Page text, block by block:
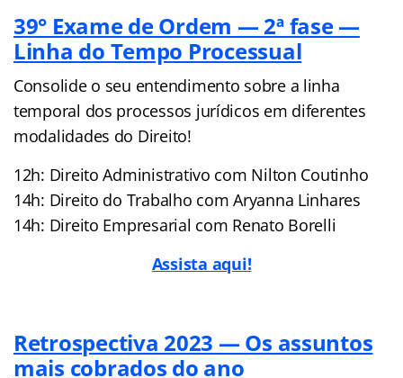
39° Exame de Ordem — 2ª fase —
Linha do Tempo Processual
Consolide o seu entendimento sobre a linha
temporal dos processos jurídicos em diferentes
modalidades do Direito!
12h: Direito Administrativo com Nilton Coutinho
14h: Direito do Trabalho com Aryanna Linhares
14h: Direito Empresarial com Renato Borelli
Assista aqui!
Retrospectiva 2023 — Os assuntos
mais cobrados do ano